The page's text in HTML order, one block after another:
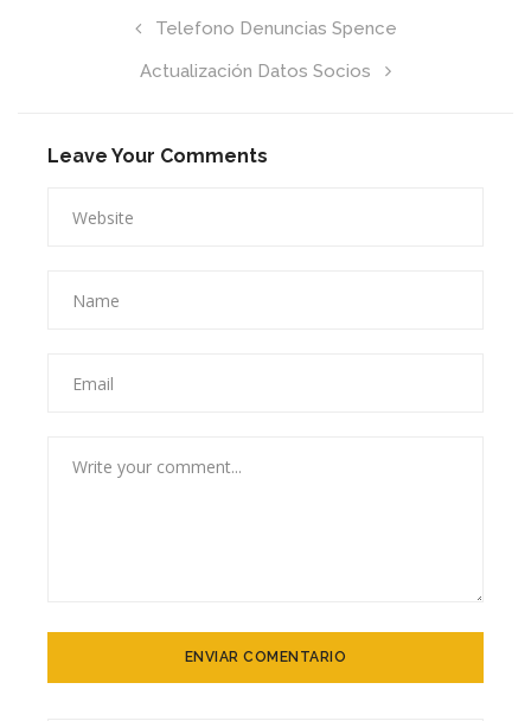
Telefono Denuncias Spence
Actualización Datos Socios
Leave Your Comments